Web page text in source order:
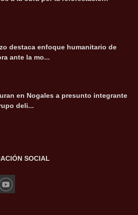
destaca enfoque humanitario de
ante la mo...
en Nogales a presunto integrante
deli...
SOCIAL